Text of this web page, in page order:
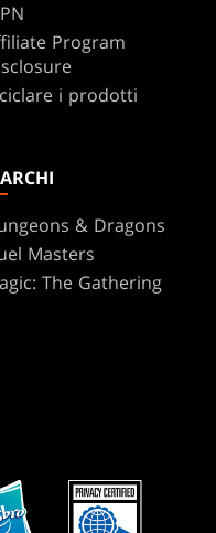
Program
i prodotti
& Dragons
Masters
The Gathering